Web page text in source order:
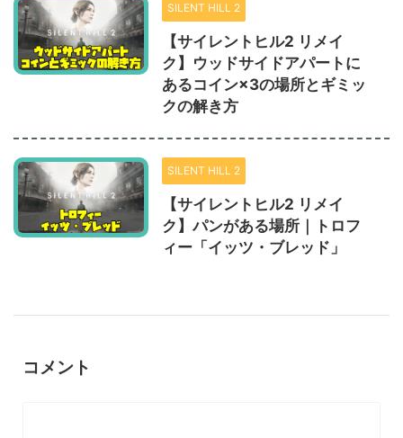
SILENT HILL 2
【サイレントヒル2 リメイ
ク】ウッドサイドアパートに
あるコイン×3の場所とギミッ
クの解き方
SILENT HILL 2
【サイレントヒル2 リメイ
ク】パンがある場所｜トロフ
ィー「イッツ・ブレッド」
コメント